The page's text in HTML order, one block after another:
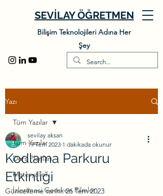
SEVİLAY ÖĞRETMEN
Bilişim Teknolojileri Adına Her
Şey
Yazı
Tüm Yazılar
Ders Planları
Materyaller
İzlenmesi Gereken Filmler
Tüm Yazılar
​Kodlama Parkuru
Etkinliği
sevilay aksan
19 Tem 2023 1 dakikada okunur
Güncelleme tarihi:26 Tem 2023